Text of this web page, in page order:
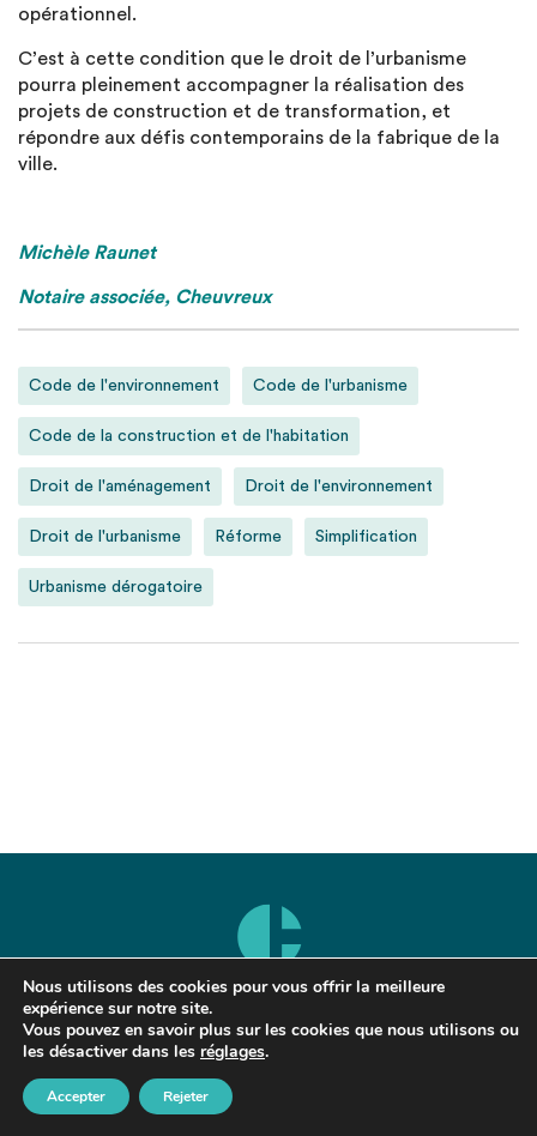
opérationnel.
C’est à cette condition que le droit de l’urbanisme
pourra pleinement accompagner la réalisation des
projets de construction et de transformation, et
répondre aux défis contemporains de la fabrique de la
ville.
Michèle Raunet
Notaire associée, Cheuvreux
Code de l'environnement Code de l'urbanisme
Code de la construction et de l'habitation
Droit de l'aménagement Droit de l'environnement
Droit de l'urbanisme Réforme Simplification
Urbanisme dérogatoire
Partagez cet article
Nos expertises
Patrimoine
Immobilier
Ressources
Publications
Nous utilisons des cookies pour vous offrir la meilleure
expérience sur notre site.
Vous pouvez en savoir plus sur les cookies que nous utilisons ou
les désactiver dans les réglages.
Accepter Rejeter